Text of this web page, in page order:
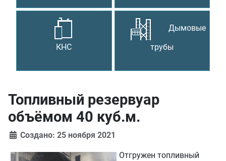
КНС
Дымовые
трубы
Топливный резервуар
объёмом 40 куб.м.
Создано: 25 ноября 2021
Отгружен топливный